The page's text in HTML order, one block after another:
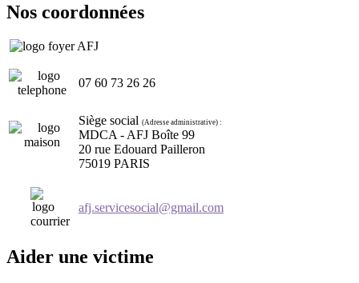
Nos coordonnées
07 60 73 26 26
Siège social (Adresse administrative) :
MDCA - AFJ Boîte 99
20 rue Edouard Pailleron
75019 PARIS
afj.servicesocial@gmail.com
Aider une victime